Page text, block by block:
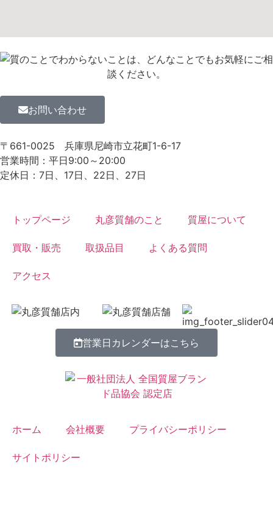
お問い合わせ
〒661-0025 兵庫県尼崎市立花町1-6-17
営業時間：平日9:00～20:00
定休日：7日、17日、22日、27日
トップページ 丸彦質舗のこと 質屋について
買取・販売 取扱品目 よくある質問
アクセス
営業日カレンダーはこちら
ホーム 会社概要 プライバシーポリシー
サイトポリシー